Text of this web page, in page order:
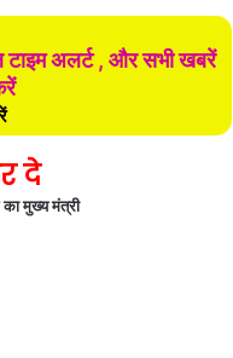
टाइम अलर्ट , और सभी खबरें
दे
मुख्य मंत्री